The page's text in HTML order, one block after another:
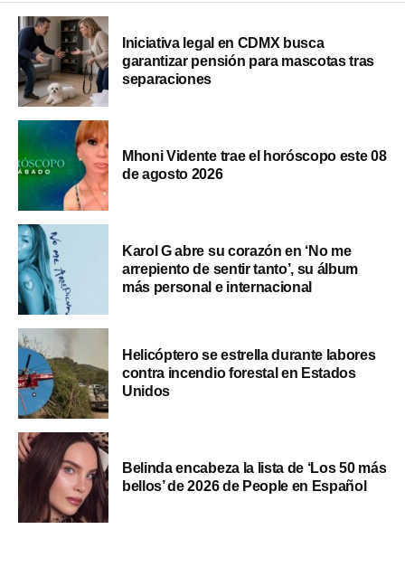
Iniciativa legal en CDMX busca
garantizar pensión para mascotas tras
separaciones
Mhoni Vidente trae el horóscopo este 08
de agosto 2026
Karol G abre su corazón en ‘No me
arrepiento de sentir tanto’, su álbum
más personal e internacional
Helicóptero se estrella durante labores
contra incendio forestal en Estados
Unidos
Belinda encabeza la lista de ‘Los 50 más
bellos’ de 2026 de People en Español